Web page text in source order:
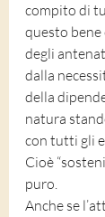
compito di
questo
degli
dalla
della
natura
con tutti gli
Cioè
puro.
Anche se